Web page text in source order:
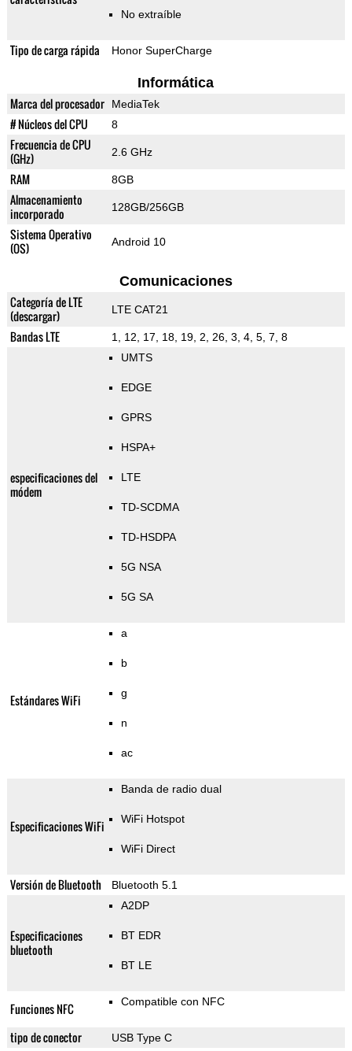
No extraíble
Tipo de carga rápida Honor SuperCharge
Informática
Marca del procesador MediaTek
# Núcleos del CPU 8
Frecuencia de CPU
(GHz)
2.6 GHz
RAM 8GB
Almacenamiento
incorporado
128GB/256GB
Sistema Operativo
(OS)
Android 10
Comunicaciones
Categoría de LTE
(descargar)
LTE CAT21
Bandas LTE 1, 12, 17, 18, 19, 2, 26, 3, 4, 5, 7, 8
especificaciones del
módem
UMTS
EDGE
GPRS
HSPA+
LTE
TD-SCDMA
TD-HSDPA
5G NSA
5G SA
Estándares WiFi
a
b
g
n
ac
Especificaciones WiFi
Banda de radio dual
WiFi Hotspot
WiFi Direct
Versión de Bluetooth Bluetooth 5.1
Especificaciones
bluetooth
A2DP
BT EDR
BT LE
Funciones NFC Compatible con NFC
tipo de conector USB Type C